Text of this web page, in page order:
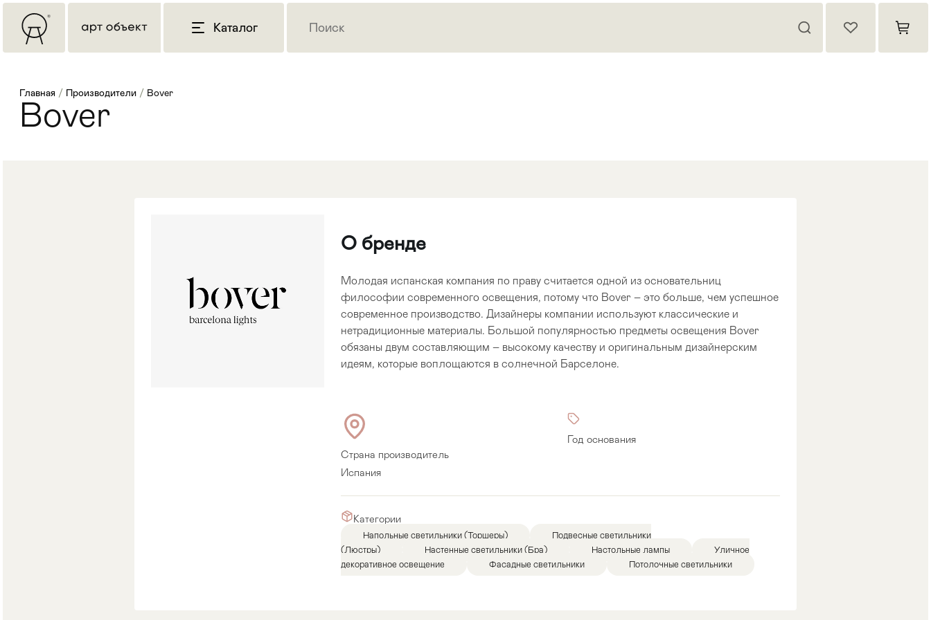
Каталог
Прихожая >
Главная / Производители / Bover
Bover
О бренде
Молодая испанская компания по праву считается одной из основательниц
философии современного освещения, потому что Bover – это больше, чем успешное
современное производство. Дизайнеры компании используют классические и
нетрадиционные материалы. Большой популярностью предметы освещения Bover
обязаны двум составляющим – высокому качеству и оригинальным дизайнерским
идеям, которые воплощаются в солнечной Барселоне.
Страна производитель
Испания
Год основания
Категории
Напольные светильники (Торшеры)
Подвесные светильники
(Люстры)
Настенные светильники (Бра) Настольные лампы
Уличное
декоративное освещение
Фасадные светильники Потолочные светильники